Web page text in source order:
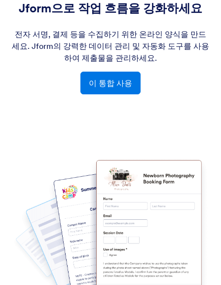
Jform으로 작업 흐름을 강화하세요
전자 서명, 결제 등을 수집하기 위한 온라인 양식을 만드
세요. Jform의 강력한 데이터 관리 및 자동화 도구를 사용
하여 제출물을 관리하세요.
이 통합 사용